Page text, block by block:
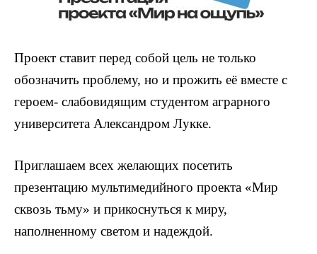
Проект ставит перед собой цель не только
обозначить проблему, но и прожить её вместе с
героем- слабовидящим студентом аграрного
университета Александром Лукке.
Приглашаем всех желающих посетить
презентацию мультимедийного проекта «Мир
сквозь тьму» и прикоснуться к миру,
наполненному светом и надеждой.